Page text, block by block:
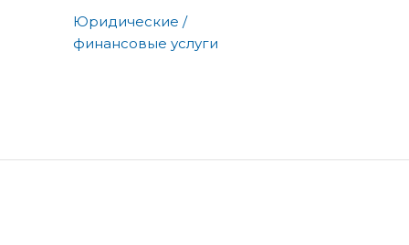
Юридические /
финансовые услуги